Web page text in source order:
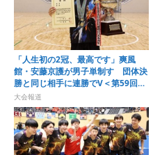
「人生初の2冠、最高です」爽風
館・安藤京護が男子単制す 団体決
勝と同じ相手に連勝でV＜第59回全
国高等学校定時制通信制卓球大会＞
大会報道